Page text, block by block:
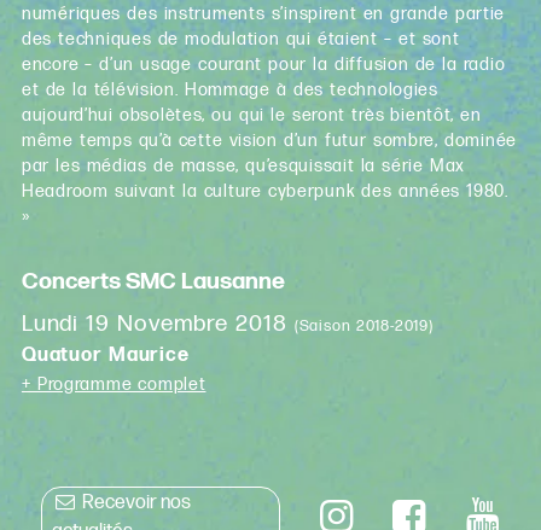
numériques des instruments s’inspirent en grande partie
des techniques de modulation qui étaient – et sont
encore – d’un usage courant pour la diffusion de la radio
et de la télévision. Hommage à des technologies
aujourd’hui obsolètes, ou qui le seront très bientôt, en
même temps qu’à cette vision d’un futur sombre, dominée
par les médias de masse, qu’esquissait la série Max
Headroom suivant la culture cyberpunk des années 1980.
»
Concerts SMC Lausanne
Lundi 19 Novembre 2018 (Saison 2018-2019)
Quatuor Maurice
+ Programme complet
Recevoir nos